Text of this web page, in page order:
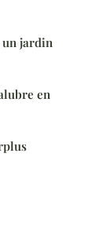
un jardin
en